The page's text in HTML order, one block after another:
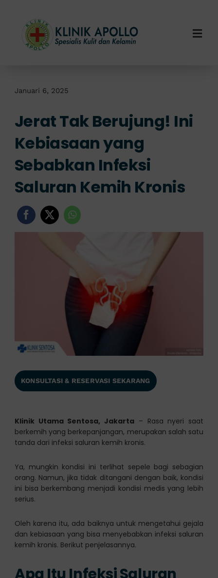
content
Layanan Kami
Info Klinik
Hubungi Kami
Januari 6, 2025
Jerat Tak Berujung! Ini
Kebiasaan yang
Sebabkan Infeksi
Saluran Kemih Kronis
KONSULTASI & RESERVASI SEKARANG
Klinik Utama Sentosa, Jakarta – Rasa nyeri saat
berkemih yang berkepanjangan, merupakan salah satu
tanda dari infeksi saluran kemih kronis.
Ya, mungkin kondisi ini terlihat sepele bagi sebagian
orang. Namun, jika tidak ditangani dengan baik, kondisi
ini bisa berkembang menjadi kondisi medis yang lebih
serius.
Oleh karena itu, ada baiknya untuk mengetahui gejala
dan kebiasaan yang bisa menyebabkan infeksi saluran
kemih kronis. Berikut penjelasannya.
Apa Itu Infeksi Saluran